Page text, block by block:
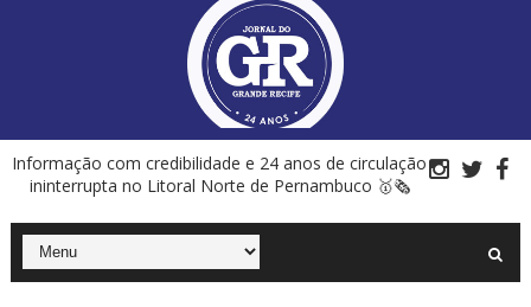
Informação com credibilidade e 24 anos de circulação
ininterrupta no Litoral Norte de Pernambuco 🥇🗞